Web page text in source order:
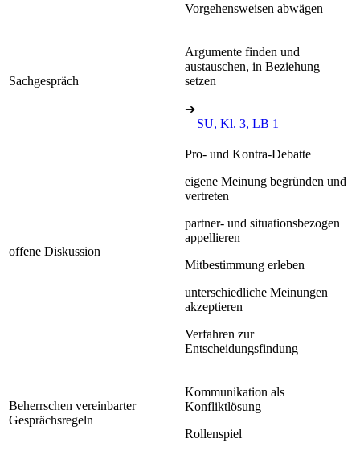
Vorgehensweisen abwägen
Sachgespräch
Argumente finden und
austauschen, in Beziehung
setzen
➔
SU, Kl. 3, LB 1
offene Diskussion
Pro- und Kontra-Debatte
eigene Meinung begründen und
vertreten
partner- und situationsbezogen
appellieren
Mitbestimmung erleben
unterschiedliche Meinungen
akzeptieren
Verfahren zur
Entscheidungsfindung
Beherrschen vereinbarter
Gesprächsregeln
Kommunikation als
Konfliktlösung
Rollenspiel